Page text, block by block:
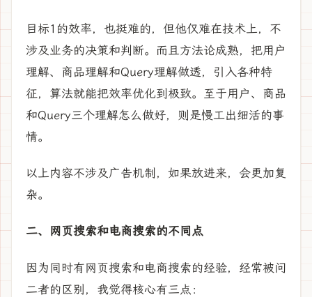
目标1的效率，也挺难的，但他仅难在技术上，不
涉及业务的决策和判断。而且方法论成熟，把用户
理解、商品理解和Query理解做透，引入各种特
征，算法就能把效率优化到极致。至于用户、商品
和Query三个理解怎么做好，则是慢工出细活的事
情。
以上内容不涉及广告机制，如果放进来，会更加复
杂。
二、网页搜索和电商搜索的不同点
因为同时有网页搜索和电商搜索的经验，经常被问
二者的区别，我觉得核心有三点：